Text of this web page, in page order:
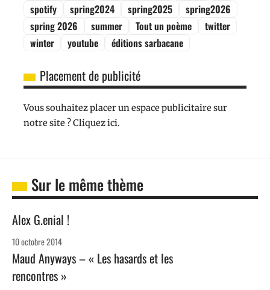
spotify
spring2024 spring2025
spring2026
spring 2026
summer Tout un poème
twitter
winter
youtube éditions sarbacane
Placement de publicité
Vous souhaitez placer un espace publicitaire sur
notre site ? Cliquez ici.
Sur le même thème
Alex G.enial !
10 octobre 2014
Maud Anyways – « Les hasards et les
rencontres »